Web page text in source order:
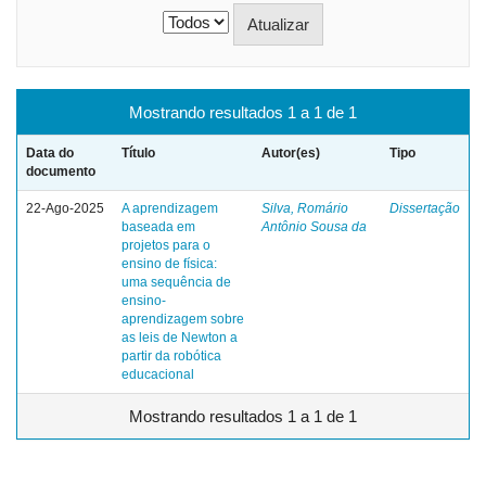
Mostrando resultados 1 a 1 de 1
Data do
documento
Título Autor(es) Tipo
22-Ago-2025
A aprendizagem
baseada em
projetos para o
ensino de física:
uma sequência de
ensino-
aprendizagem sobre
as leis de Newton a
partir da robótica
educacional
Silva, Romário
Antônio Sousa da
Dissertação
Mostrando resultados 1 a 1 de 1